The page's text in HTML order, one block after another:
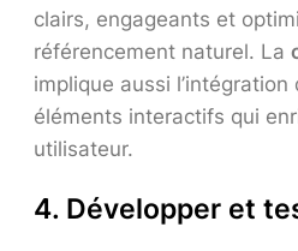
clairs, engageants et
référencement naturel. La
implique aussi l’intégration
éléments interactifs qui
utilisateur.
4. Développer et